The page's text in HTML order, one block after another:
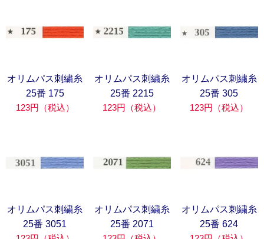
オリムパス刺繍糸
25番 175
123円（税込）
オリムパス刺繍糸
25番 2215
123円（税込）
オリムパス刺繍糸
25番 305
123円（税込）
オリムパス刺繍糸
25番 3051
オリムパス刺繍糸
25番 2071
オリムパス刺繍糸
25番 624